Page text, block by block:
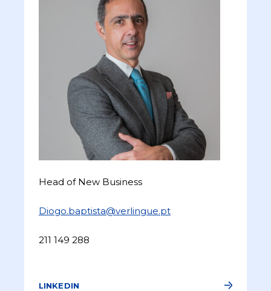
Head of New Business
Diogo.baptista@verlingue.pt
211 149 288
LINKEDIN